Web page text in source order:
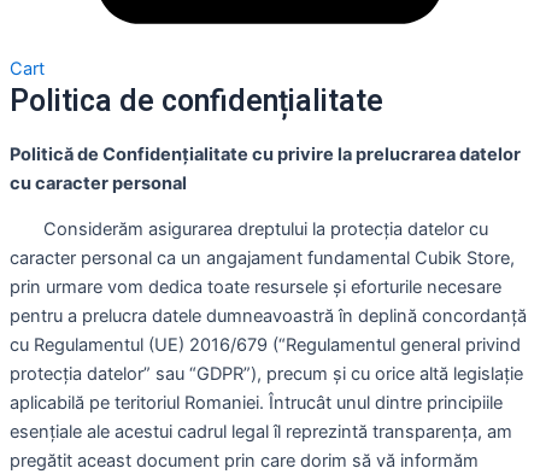
Cart
Politica de confidențialitate
Politică de Confidențialitate cu privire la prelucrarea datelor
cu caracter personal
Considerăm asigurarea dreptului la protecția datelor cu
caracter personal ca un angajament fundamental Cubik Store,
prin urmare vom dedica toate resursele și eforturile necesare
pentru a prelucra datele dumneavoastră în deplină concordanță
cu Regulamentul (UE) 2016/679 (“Regulamentul general privind
protecția datelor” sau “GDPR”), precum și cu orice altă legislație
aplicabilă pe teritoriul Romaniei. Întrucât unul dintre principiile
esențiale ale acestui cadrul legal îl reprezintă transparența, am
pregătit aceast document prin care dorim să vă informăm